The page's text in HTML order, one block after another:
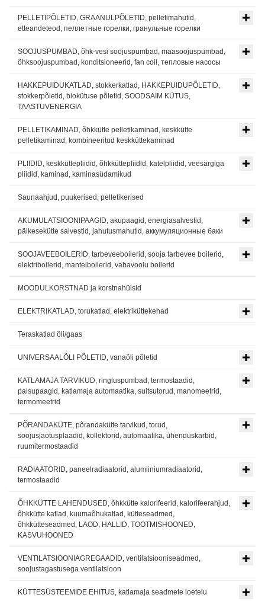
PELLETIPÕLETID, GRAANULPÕLETID, pelletimahutid,
etteandeteod, пеллетные горелки, гранульные горелки
SOOJUSPUMBAD, õhk-vesi soojuspumbad, maasoojuspumbad,
õhksoojuspumbad, konditsioneerid, fan coil, тепловые насосы
HAKKEPUIDUKATLAD, stokkerkatlad, HAKKEPUIDUPÕLETID,
stokkerpõletid, biokütuse põletid, SOODSAIM KÜTUS,
TAASTUVENERGIA
PELLETIKAMINAD, õhkkütte pelletikaminad, keskkütte
pelletikaminad, kombineeritud keskküttekaminad
PLIIDID, keskküttepliidid, õhkküttepliidid, katelpliidid, veesärgiga
pliidid, kaminad, kaminasüdamikud
Saunaahjud, puukerised, pelletikerised
AKUMULATSIOONIPAAGID, akupaagid, energiasalvestid,
päikesekütte salvestid, jahutusmahutid, аккумуляционные баки
SOOJAVEEBOILERID, tarbeveeboilerid, sooja tarbevee boilerid,
elektriboilerid, mantelboilerid, vabavoolu boilerid
MOODULKORSTNAD ja korstnahülsid
ELEKTRIKATLAD, torukatlad, elektriküttekehad
Teraskatlad õli/gaas
UNIVERSAALÕLI PÕLETID, vanaõli põletid
KATLAMAJA TARVIKUD, ringluspumbad, termostaadid,
paisupaagid, katlamaja automaatika, suitsutorud, manomeetrid,
termomeetrid
PÕRANDAKÜTE, põrandakütte tarvikud, torud,
soojusjaotusplaadid, kollektorid, automaatika, ühenduskarbid,
ruumitermostaadid
RADIAATORID, paneelradiaatorid, alumiiniumradiaatorid,
termostaadid
ÕHKKÜTTE LAHENDUSED, õhkkütte kalorifeerid, kalorifeerahjud,
õhkkütte katlad, kuumaõhukatlad, kütteseadmed,
õhkkütteseadmed, LAOD, HALLID, TOOTMISHOONED,
KASVUHOONED
VENTILATSIOONIAGREGAADID, ventilatsiooniseadmed,
soojustagastusega ventilatsioon
KÜTTESÜSTEEMIDE EHITUS, katlamaja seadmete loetelu